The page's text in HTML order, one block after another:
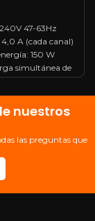
47-63Hz
4,0 A (cada canal)
150 W
simultánea de
4 amperios por
135 (L)
(H) mm
nuestros
las preguntas que